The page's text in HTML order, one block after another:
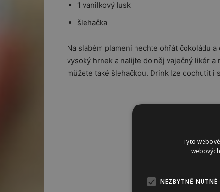
1 vanilkový lusk
šlehačka
Na slabém plameni nechte ohřát čokoládu
vysoký hrnek a nalijte do něj vaječný likér
můžete také šlehačkou. Drink lze dochutit i
Tyto
NEZBYTNĚ NUTNÉ